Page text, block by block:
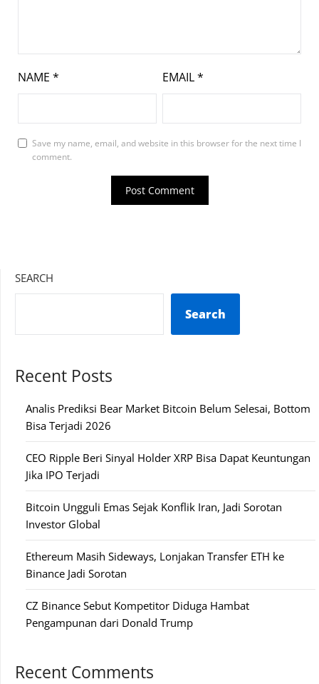
NAME * EMAIL*
Save my name, email, and website in this browser for the next time I
comment.
SEARCH
Search
Recent Posts
Analis Prediksi Bear Market Bitcoin Belum Selesai, Bottom
Bisa Terjadi 2026
CEO Ripple Beri Sinyal Holder XRP Bisa Dapat Keuntungan
Jika IPO Terjadi
Bitcoin Ungguli Emas Sejak Konflik Iran, Jadi Sorotan
Investor Global
Ethereum Masih Sideways, Lonjakan Transfer ETH ke
Binance Jadi Sorotan
CZ Binance Sebut Kompetitor Diduga Hambat
Pengampunan dari Donald Trump
Recent Comments